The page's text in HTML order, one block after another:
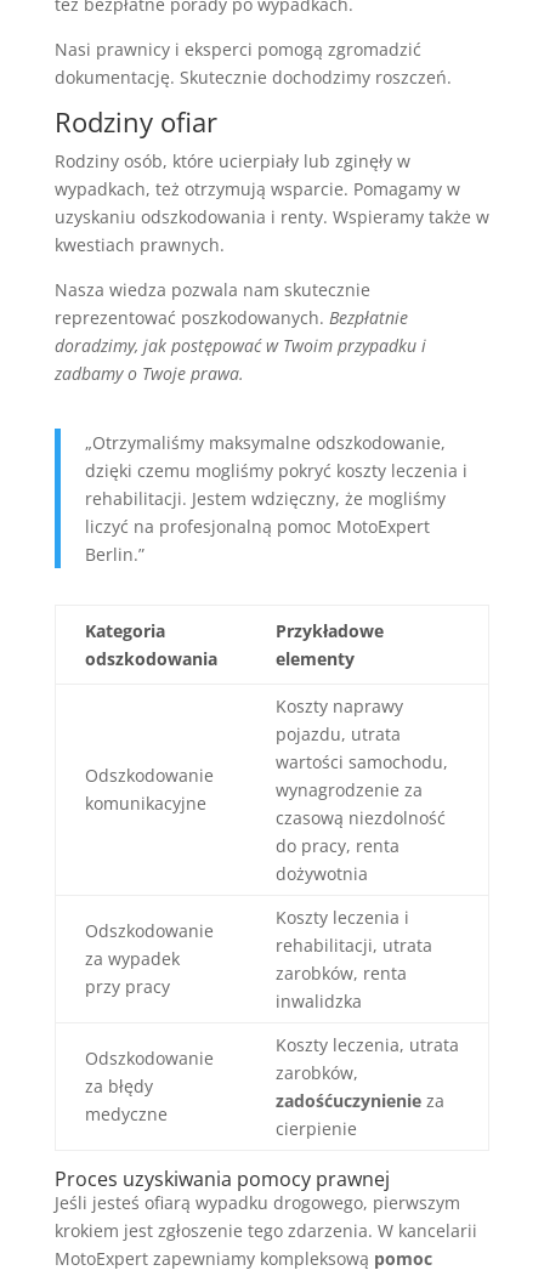
też bezpłatne porady po wypadkach.
Nasi prawnicy i eksperci pomogą zgromadzić
dokumentację. Skutecznie dochodzimy roszczeń.
Rodziny ofiar
Rodziny osób, które ucierpiały lub zginęły w
wypadkach, też otrzymują wsparcie. Pomagamy w
uzyskaniu odszkodowania i renty. Wspieramy także w
kwestiach prawnych.
Nasza wiedza pozwala nam skutecznie
reprezentować poszkodowanych. Bezpłatnie
doradzimy, jak postępować w Twoim przypadku i
zadbamy o Twoje prawa.
„Otrzymaliśmy maksymalne odszkodowanie,
dzięki czemu mogliśmy pokryć koszty leczenia i
rehabilitacji. Jestem wdzięczny, że mogliśmy
liczyć na profesjonalną pomoc MotoExpert
Berlin.”
Kategoria
odszkodowania
Przykładowe
elementy
Odszkodowanie
komunikacyjne
Koszty naprawy
pojazdu, utrata
wartości samochodu,
wynagrodzenie za
czasową niezdolność
do pracy, renta
dożywotnia
Odszkodowanie
za wypadek
przy pracy
Koszty leczenia i
rehabilitacji, utrata
zarobków, renta
inwalidzka
Odszkodowanie
za błędy
medyczne
Koszty leczenia, utrata
zarobków,
zadośćuczynienieza
cierpienie
Proces uzyskiwania pomocy prawnej
Jeśli jesteś ofiarą wypadku drogowego, pierwszym
krokiem jest zgłoszenie tego zdarzenia. W kancelarii
MotoExpert zapewniamy kompleksową pomoc